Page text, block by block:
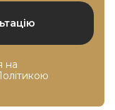
на